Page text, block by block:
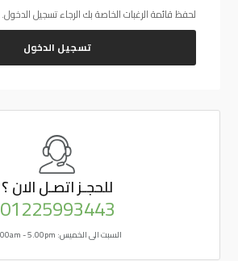
لحفظ قائمة الرغبات الخاصة بك الرجاء تسجيل الدخول.
تسجيل الدخول
للحجـزاتصـل الان ؟
01225993443
السبت الى الخميس: 9.00am - 5.00pm